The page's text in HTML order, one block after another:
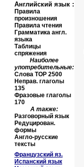
Английский язык :
Правила
произношения
Правила чтения
Грамматика англ.
языка
Таблицы
спряжения
Наиболее
употребительные:
Слова TOP 2500
Неправ. глаголы
135
Фразовые глаголы
170
А также:
Разговорный язык
Редуцирован.
формы
Англо-русские
тексты
Французский яз.
Испанский язык